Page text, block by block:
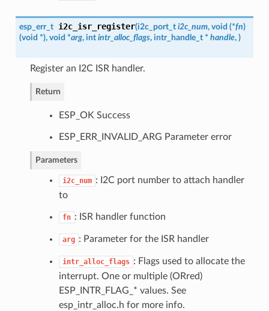
esp_err_t i2c_isr_register(i2c_port_t i2c_num, void (*fn)
(void *), void *arg, int intr_alloc_flags, intr_handle_t* handle, )
Register an I2C ISR handler.
Return
ESP_OK Success
ESP_ERR_INVALID_ARG Parameter error
Parameters
i2c_num : I2C port number to attach handler
to
fn : ISR handler function
arg : Parameter for the ISR handler
intr_alloc_flags : Flags used to allocate the
interrupt. One or multiple (ORred)
ESP_INTR_FLAG_* values. See
esp_intr_alloc.h for more info.